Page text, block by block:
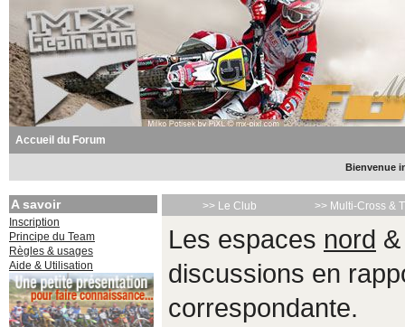
Accueil du Forum
Bienvenue
A savoir
Inscription
Principe du Team
Règles & usages
Aide & Utilisation
>> Le Club >> Multi-Cross &
Les espaces nord
discussions en
correspondante.